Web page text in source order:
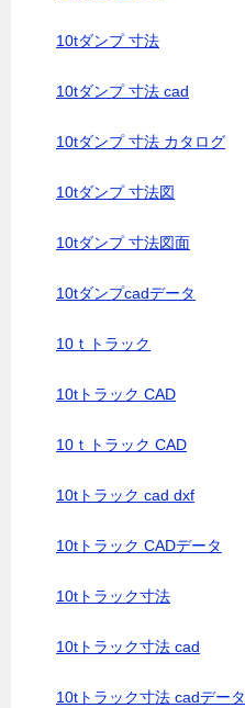
10tダンプ 寸法
10tダンプ 寸法 cad
10tダンプ 寸法 カタログ
10tダンプ 寸法図
10tダンプ 寸法図面
10tダンプcadデータ
10ｔトラック
10tトラック CAD
10ｔトラック CAD
10tトラック cad dxf
10tトラック CADデータ
10tトラック寸法
10tトラック寸法 cad
10tトラック寸法 cadデータ